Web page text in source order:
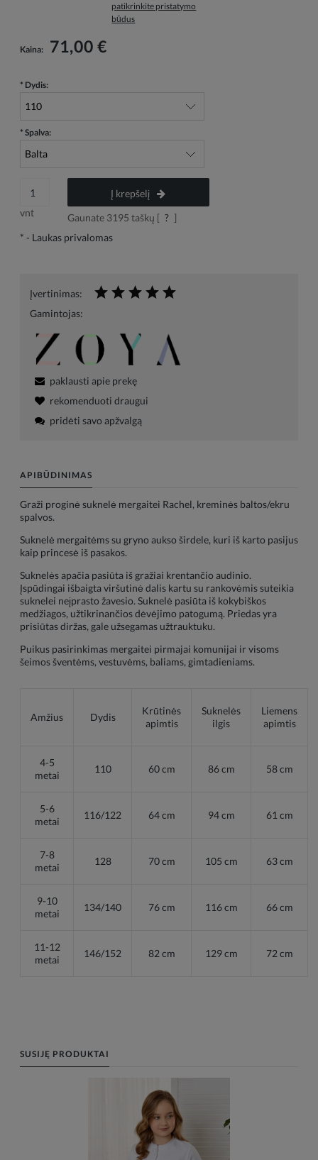
Į kainą neįskaičiuotos galimos mokėjimo išlaidos
patikrinkite pristatymo
būdus
Kaina: 71,00 €
* Dydis:
* Spalva:
vnt
Į krepšelį
Gaunate 3195 taškų [ ? ]
* - Laukas privalomas
Įvertinimas:
Gamintojas:
paklausti apie prekę
rekomenduoti draugui
pridėti savo apžvalgą
APIBŪDINIMAS
Graži proginė suknelė mergaitei Rachel, kreminės baltos/ekru
spalvos.
Suknelė mergaitėms su gryno aukso širdele, kuri iš karto pasijus
kaip princesė iš pasakos.
Suknelės apačia pasiūta iš gražiai krentančio audinio.
Įspūdingai išbaigta viršutinė dalis kartu su rankovėmis suteikia
suknelei neįprasto žavesio. Suknelė pasiūta iš kokybiškos
medžiagos, užtikrinančios dėvėjimo patogumą. Priedas yra
prisiūtas diržas, gale užsegamas užtrauktuku.
Puikus pasirinkimas mergaitei pirmajai komunijai ir visoms
šeimos šventėms, vestuvėms, baliams, gimtadieniams.
Amžius Dydis
Krūtinės
apimtis
Suknelės
ilgis
Liemens
apimtis
4-5
metai
110 60 cm 86 cm 58 cm
5-6
metai
116/122 64 cm 94 cm 61 cm
7-8
metai
128 70 cm 105 cm 63 cm
9-10
metai
134/140 76 cm 116 cm 66 cm
11-12
metai
146/152 82 cm 129 cm 72 cm
SUSIJĘ PRODUKTAI